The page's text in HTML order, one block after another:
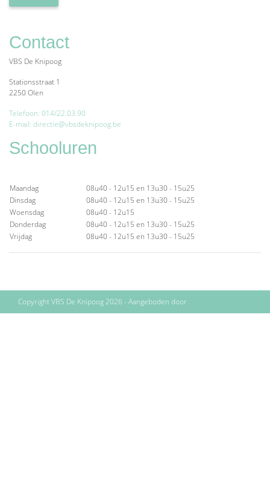
Contact
VBS De Knipoog
Stationsstraat 1
2250 Olen
Telefoon: 014/22.03.90
E-mail: directie@vbsdeknipoog.be
Schooluren
Maandag
08u40 - 12u15 en 13u30 - 15u25
Dinsdag
08u40 - 12u15 en 13u30 - 15u25
Woensdag
08u40 - 12u15
Donderdag
08u40 - 12u15 en 13u30 - 15u25
Vrijdag
08u40 - 12u15 en 13u30 - 15u25
Copyright VBS De Knipoog 2026 - Aangeboden door